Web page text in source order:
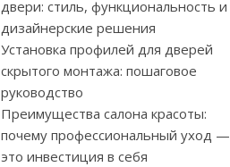
двери: стиль, функциональность и
дизайнерские решения
Установка профилей для дверей
скрытого монтажа: пошаговое
руководство
Преимущества салона красоты:
почему профессиональный уход —
это инвестиция в себя